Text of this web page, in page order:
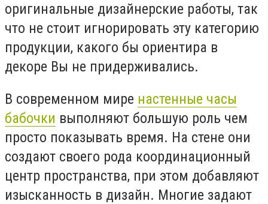
оригинальные дизайнерские работы, так
что не стоит игнорировать эту категорию
продукции, какого бы ориентира в
декоре Вы не придерживались.
В современном мире настенные часы
бабочки выполняют большую роль чем
просто показывать время. На стене они
создают своего рода координационный
центр пространства, при этом добавляют
изысканность в дизайн. Многие задают